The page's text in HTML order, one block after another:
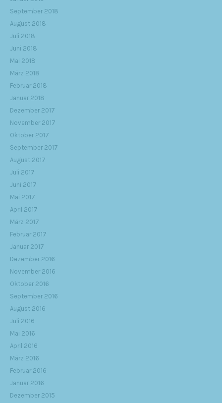
September 2018
August 2018
Juli 2018
Juni 2018
Mai 2018
März 2018
Februar 2018
Januar 2018
Dezember 2017
November 2017
Oktober 2017
September 2017
August 2017
Juli 2017
Juni 2017
Mai 2017
April 2017
März 2017
Februar 2017
Januar 2017
Dezember 2016
November 2016
Oktober 2016
September 2016
August 2016
Juli 2016
Mai 2016
April 2016
März 2016
Februar 2016
Januar 2016
Dezember 2015